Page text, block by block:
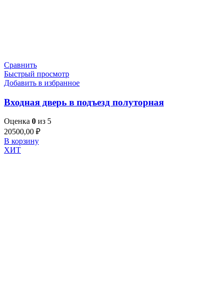
Сравнить
Быстрый просмотр
Добавить в избранное
Входная дверь в подъезд полуторная
Оценка 0 из 5
20500,00 ₽
В корзину
ХИТ